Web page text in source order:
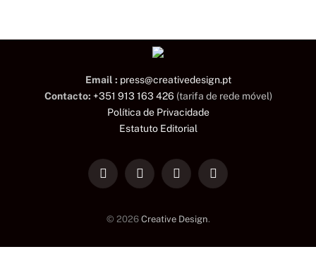
Email : press@creativedesign.pt
Contacto: +351 913 163 426 (tarifa de rede móvel)
Política de Privacidade
Estatuto Editorial
LinkedInFacebookInstagramTikTok
© 2026 Creative Design.